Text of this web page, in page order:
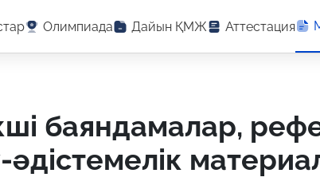
Олимпиада Дайын ҚМЖ Аттестация